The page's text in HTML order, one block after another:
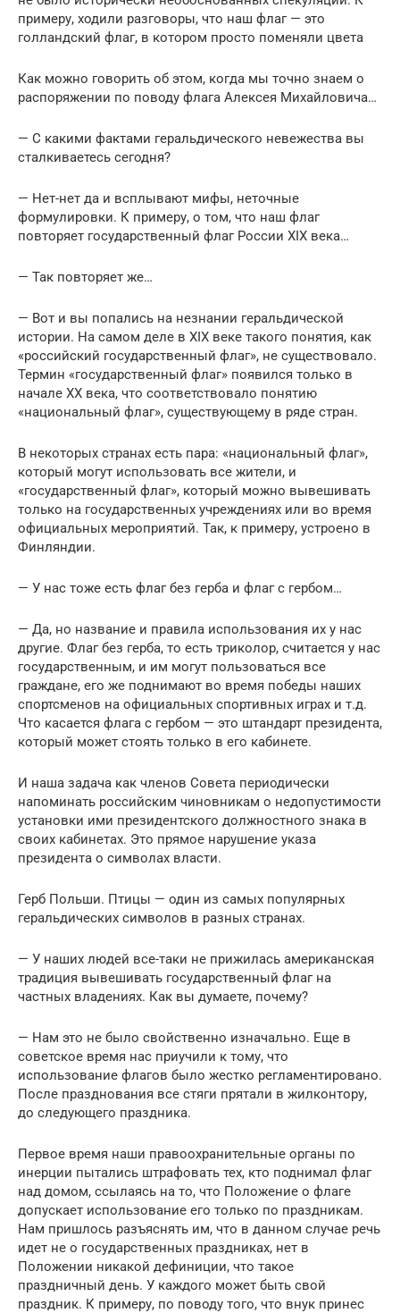
примеру, ходили разговоры, что наш флаг — это
голландский флаг, в котором просто поменяли цвета
Как можно говорить об этом, когда мы точно знаем о
распоряжении по поводу флага Алексея Михайловича…
— С какими фактами геральдического невежества вы
сталкиваетесь сегодня?
— Нет-нет да и всплывают мифы, неточные
формулировки. К примеру, о том, что наш флаг
повторяет государственный флаг России XIX века…
— Так повторяет же…
— Вот и вы попались на незнании геральдической
истории. На самом деле в XIX веке такого понятия, как
«российский государственный флаг», не существовало.
Термин «государственный флаг» появился только в
начале XX века, что соответствовало понятию
«национальный флаг», существующему в ряде стран.
В некоторых странах есть пара: «национальный флаг»,
который могут использовать все жители, и
«государственный флаг», который можно вывешивать
только на государственных учреждениях или во время
официальных мероприятий. Так, к примеру, устроено в
Финляндии.
— У нас тоже есть флаг без герба и флаг с гербом…
— Да, но название и правила использования их у нас
другие. Флаг без герба, то есть триколор, считается у нас
государственным, и им могут пользоваться все
граждане, его же поднимают во время победы наших
спортсменов на официальных спортивных играх и т.д.
Что касается флага с гербом — это штандарт президента,
который может стоять только в его кабинете.
И наша задача как членов Совета периодически
напоминать российским чиновникам о недопустимости
установки ими президентского должностного знака в
своих кабинетах. Это прямое нарушение указа
президента о символах власти.
Герб Польши. Птицы — один из самых популярных
геральдических символов в разных странах.
— У наших людей все-таки не прижилась американская
традиция вывешивать государственный флаг на
частных владениях. Как вы думаете, почему?
— Нам это не было свойственно изначально. Еще в
советское время нас приучили к тому, что
использование флагов было жестко регламентировано.
После празднования все стяги прятали в жилконтору,
до следующего праздника.
Первое время наши правоохранительные органы по
инерции пытались штрафовать тех, кто поднимал флаг
над домом, ссылаясь на то, что Положение о флаге
допускает использование его только по праздникам.
Нам пришлось разъяснять им, что в данном случае речь
идет не о государственных праздниках, нет в
Положении никакой дефиниции, что такое
праздничный день. У каждого может быть свой
праздник. К примеру, по поводу того, что внук принес